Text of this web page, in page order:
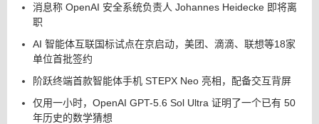
消息称 OpenAI 安全系统负责人 Johannes Heidecke 即将离
职
AI 智能体互联国标试点在京启动，美团、滴滴、联想等18家
单位首批签约
阶跃终端首款智能体手机 STEPX Neo 亮相，配备交互背屏
仅用一小时，OpenAI GPT-5.6 Sol Ultra 证明了一个已有 50
年历史的数学猜想